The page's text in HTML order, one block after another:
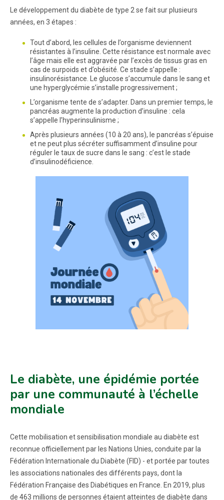
Le développement du diabète de type 2 se fait sur plusieurs
années, en 3 étapes :
Tout d’abord, les cellules de l’organisme deviennent
résistantes à l’insuline. Cette résistance est normale avec
l’âge mais elle est aggravée par l’excès de tissus gras en
cas de surpoids et d’obésité. Ce stade s’appelle :
insulinorésistance. Le glucose s’accumule dans le sang et
une hyperglycémie s’installe progressivement ;
L’organisme tente de s’adapter. Dans un premier temps, le
pancréas augmente la production d’insuline : cela
s’appelle l’hyperinsulinisme ;
Après plusieurs années (10 à 20 ans), le pancréas s’épuise
et ne peut plus sécréter suffisamment d’insuline pour
réguler le taux de sucre dans le sang : c’est le stade
d’insulinodéficience.
Le diabète, une épidémie portée
par une communauté à l’échelle
mondiale
Cette mobilisation et sensibilisation mondiale au diabète est
reconnue officiellement par les Nations Unies, conduite par la
Fédération Internationale du Diabète (FID) - et portée par toutes
les associations nationales des différents pays, dont la
Fédération Française des Diabétiques en France. En 2019, plus
de 463 millions de personnes étaient atteintes de diabète dans